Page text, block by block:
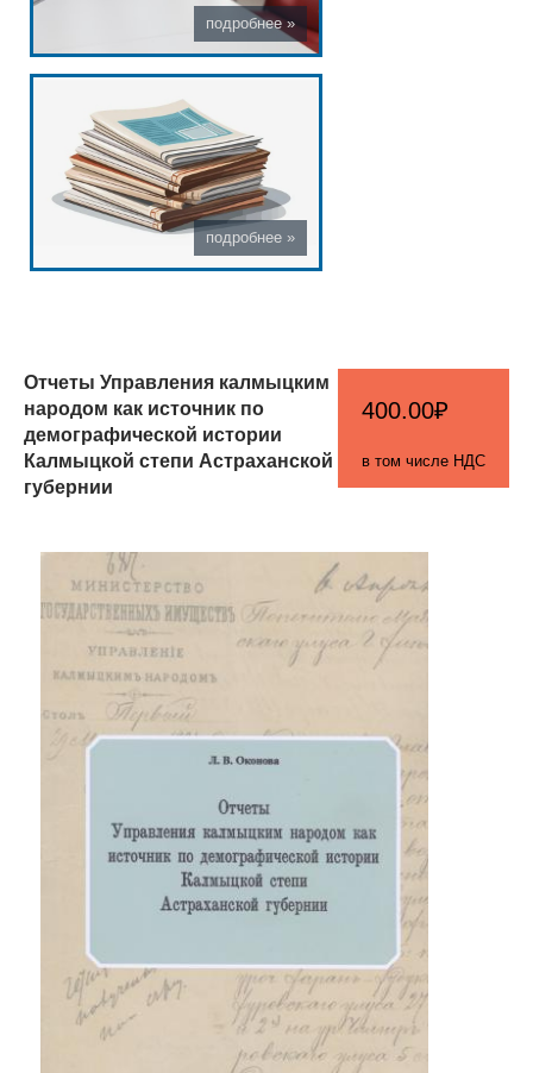
400.00₽
в том числе НДС
Отчеты Управления калмыцким
народом как источник по
демографической истории
Калмыцкой степи Астраханской
губернии